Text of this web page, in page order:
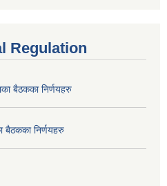
Regulation
बैठकका निर्णयहरु
बैठकका निर्णयहरु